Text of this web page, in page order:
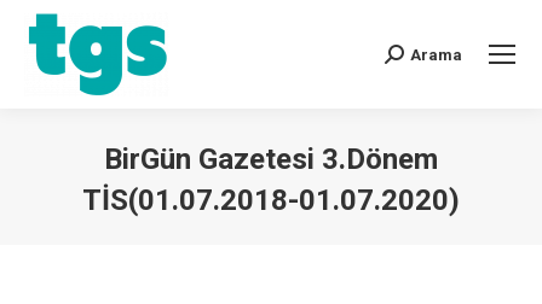
Arama
BirGün Gazetesi 3.Dönem
TİS(01.07.2018-01.07.2020)